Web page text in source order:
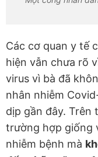
Các cơ quan y tế
hiện vẫn chưa rõ
virus vì bà đã
nhân nhiễm
dịp gần đây. Trên
trường hợp giống
nhiễm bệnh mà